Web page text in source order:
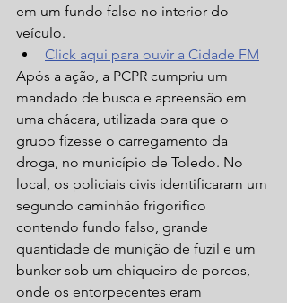
em um fundo falso no interior do
veículo.
Click aqui para ouvir a Cidade FM
Após a ação, a PCPR cumpriu um
mandado de busca e apreensão em
uma chácara, utilizada para que o
grupo fizesse o carregamento da
droga, no município de Toledo. No
local, os policiais civis identificaram um
segundo caminhão frigorífico
contendo fundo falso, grande
quantidade de munição de fuzil e um
bunker sob um chiqueiro de porcos,
onde os entorpecentes eram